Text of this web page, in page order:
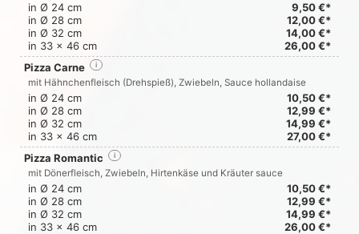
in Ø 24 cm
9,50 €*
in Ø 28 cm
12,00 €*
in Ø 32 cm
14,00 €*
in 33 x 46 cm
26,00 €*
Pizza Carne
i
mit Hähnchenfleisch (Drehspieß), Zwiebeln, Sauce hollandaise
in Ø 24 cm
10,50 €*
in Ø 28 cm
12,99 €*
in Ø 32 cm
14,99 €*
in 33 x 46 cm
27,00 €*
Pizza Romantic
i
mit Dönerfleisch, Zwiebeln, Hirtenkäse und Kräuter sauce
in Ø 24 cm
10,50 €*
in Ø 28 cm
12,99 €*
in Ø 32 cm
14,99 €*
in 33 x 46 cm
26,00 €*